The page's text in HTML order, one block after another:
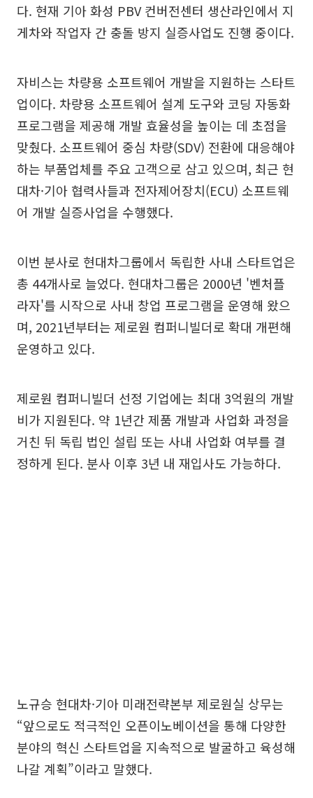
다. 현재 기아 화성 PBV 컨버전센터 생산라인에서 지
게차와 작업자 간 충돌 방지 실증사업도 진행 중이다.
자비스는 차량용 소프트웨어 개발을 지원하는 스타트
업이다. 차량용 소프트웨어 설계 도구와 코딩 자동화
프로그램을 제공해 개발 효율성을 높이는 데 초점을
맞췄다. 소프트웨어 중심 차량(SDV) 전환에 대응해야
하는 부품업체를 주요 고객으로 삼고 있으며, 최근 현
대차·기아 협력사들과 전자제어장치(ECU) 소프트웨
어 개발 실증사업을 수행했다.
이번 분사로 현대차그룹에서 독립한 사내 스타트업은
총 44개사로 늘었다. 현대차그룹은 2000년 '벤처플
라자'를 시작으로 사내 창업 프로그램을 운영해 왔으
며, 2021년부터는 제로원 컴퍼니빌더로 확대 개편해
운영하고 있다.
제로원 컴퍼니빌더 선정 기업에는 최대 3억원의 개발
비가 지원된다. 약 1년간 제품 개발과 사업화 과정을
거친 뒤 독립 법인 설립 또는 사내 사업화 여부를 결
정하게 된다. 분사 이후 3년 내 재입사도 가능하다.
노규승 현대차·기아 미래전략본부 제로원실 상무는
“앞으로도 적극적인 오픈이노베이션을 통해 다양한
분야의 혁신 스타트업을 지속적으로 발굴하고 육성해
나갈 계획”이라고 말했다.